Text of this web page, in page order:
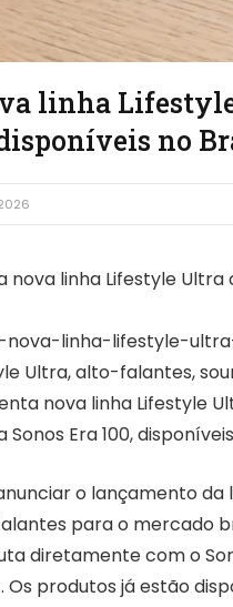
linha
no
nova linha Lifestyle
nova-linha-lifestyle-
Ultra, alto-falantes,
nova linha Lifestyle
Era 100,
o lançamento
para o mercado
diretamente com o
Os produtos já estão